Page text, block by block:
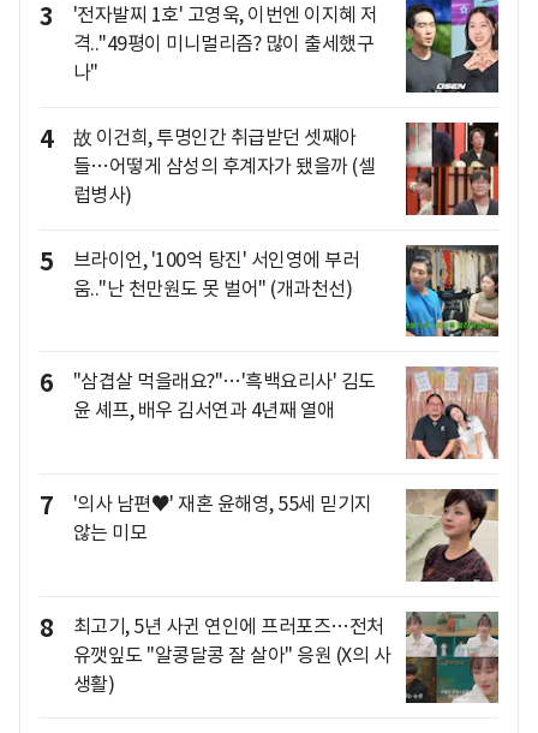
3
'전자발찌 1호' 고영욱, 이번엔 이지혜 저
격.."49평이 미니멀리즘? 많이 출세했구
나"
4
故 이건희, 투명인간 취급받던 셋째아
들…어떻게 삼성의 후계자가 됐을까 (셀
럽병사)
5
브라이언, '100억 탕진' 서인영에 부러
움.."난 천만원도 못 벌어" (개과천선)
6
"삼겹살 먹을래요?"…'흑백요리사' 김도
윤 셰프, 배우 김서연과 4년째 열애
7
'의사 남편♥' 재혼 윤해영, 55세 믿기지
않는 미모
8
최고기, 5년 사귄 연인에 프러포즈…전처
유깻잎도 "알콩달콩 잘 살아" 응원 (X의 사
생활)